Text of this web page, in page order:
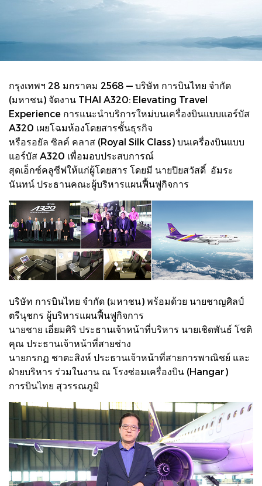
กรุงเทพฯ 28 มกราคม 2568 — บริษัท การบินไทย จำกัด
(มหาชน) จัดงาน THAI A320: Elevating Travel
Experience การแนะนำบริการใหม่บนเครื่องบินแบบแอร์บัส
A320 เผยโฉมห้องโดยสารชั้นธุรกิจ
หรือรอยัล ซิลค์ คลาส (Royal Silk Class) บนเครื่องบินแบบ
แอร์บัส A320 เพื่อมอบประสบการณ์
สุดเอ็กซ์คลูซีฟให้แก่ผู้โดยสาร โดยมี นายปิยสวัสดิ์ อัมระ
นันทน์ ประธานคณะผู้บริหารแผนฟื้นฟูกิจการ
บริษัท การบินไทย จำกัด (มหาชน) พร้อมด้วย นายชาญศิลป์
ตรีนุชกร ผู้บริหารแผนฟื้นฟูกิจการ
นายชาย เอี่ยมศิริ ประธานเจ้าหน้าที่บริหาร นายเชิดพันธ์ โชติ
คุณ ประธานเจ้าหน้าที่สายช่าง
นายกรกฏ ชาตะสิงห์ ประธานเจ้าหน้าที่สายการพาณิชย์ และ
ฝ่ายบริหาร ร่วมในงาน ณ โรงซ่อมเครื่องบิน (Hangar)
การบินไทย สุวรรณภูมิ